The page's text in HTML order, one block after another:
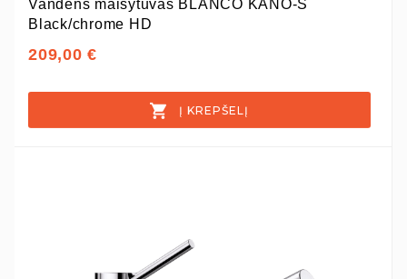
Vandens maišytuvas BLANCO KANO-S
Black/chrome HD
209,00 €
Į KREPŠELĮ